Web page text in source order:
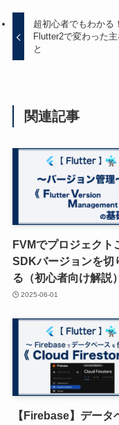
超初心者でもわかる！
Flutter2で変わった主
と
関連記事
FVMでプロジェクト
SDKバージョンを切
る（初心者向け解説）
2025-06-01
【Firebase】データ